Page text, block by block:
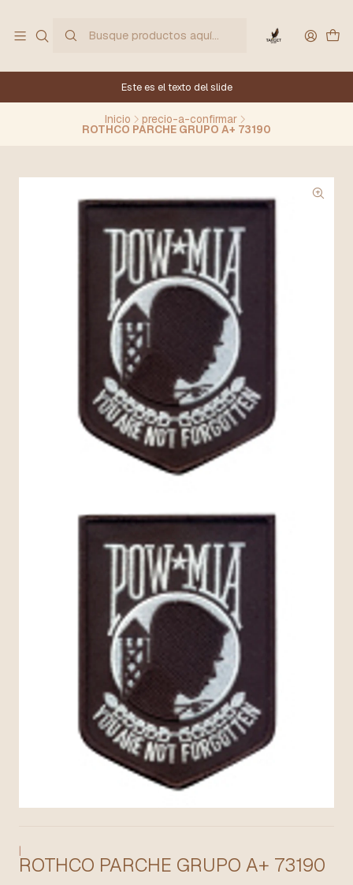
Este es el texto del slide
Inicio precio-a-confirmar
ROTHCO PARCHE GRUPO A+ 73190
|
ROTHCO PARCHE GRUPO A+ 73190